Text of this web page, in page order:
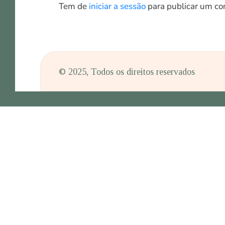
Tem de iniciar a sessão para publicar um
© 2025, Todos os direitos reservados